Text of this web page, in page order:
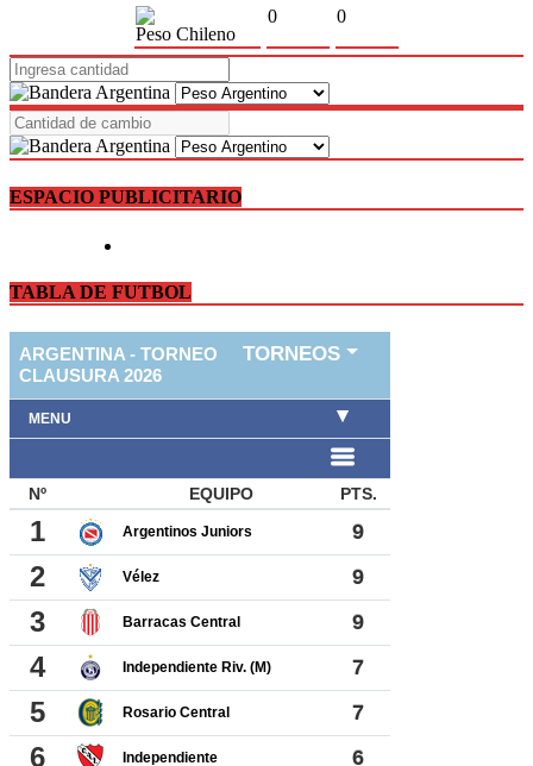
Peso Chileno
0 0
ESPACIO PUBLICITARIO
TABLA DE FUTBOL